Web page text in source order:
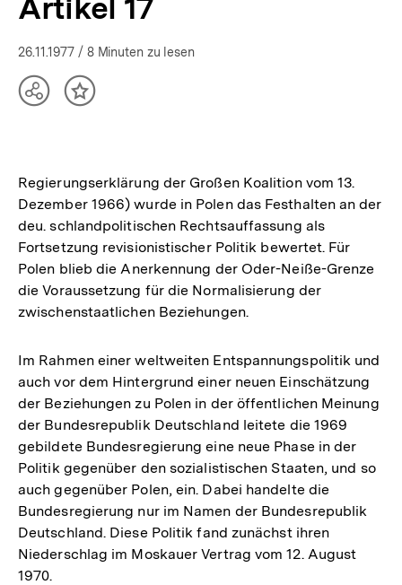
Artikel 17
26.11.1977 / 8 Minuten zu lesen
TeilenInhalt
Regierungserklärung der Großen Koalition vom 13.
Dezember 1966) wurde in Polen das Festhalten an der
deu. schlandpolitischen Rechtsauffassung als
Fortsetzung revisionistischer Politik bewertet. Für
Polen blieb die Anerkennung der Oder-Neiße-Grenze
die Voraussetzung für die Normalisierung der
zwischenstaatlichen Beziehungen.
Im Rahmen einer weltweiten Entspannungspolitik und
auch vor dem Hintergrund einer neuen Einschätzung
der Beziehungen zu Polen in der öffentlichen Meinung
der Bundesrepublik Deutschland leitete die 1969
gebildete Bundesregierung eine neue Phase in der
Politik gegenüber den sozialistischen Staaten, und so
auch gegenüber Polen, ein. Dabei handelte die
Bundesregierung nur im Namen der Bundesrepublik
Deutschland. Diese Politik fand zunächst ihren
Niederschlag im Moskauer Vertrag vom 12. August
1970.